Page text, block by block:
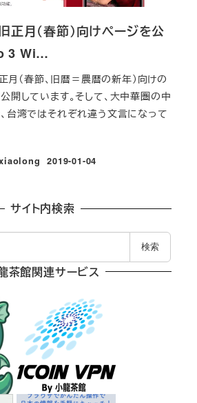
正月（春節）向けページを公
3 Wi…
月（春節、旧暦＝農暦の新年）向けの
開しています。そして、大中華圏の中
台湾ではそれぞれ違う文言になって
投稿日
2019-01-04
サイト内検索
検索
茶館関連サービス